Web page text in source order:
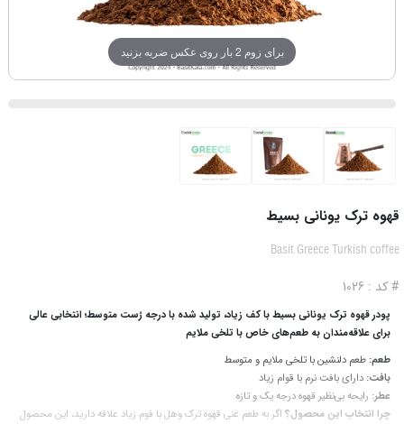
برای زوم 2 بار روی عکس ضربه بزنید
قهوه ترک یونانی بسیط
Basit Greece Turkish coffee
# کد : 1026
پودر قهوه ترک یونانی بسیط با کف زیاد، تولید شده با درجه رُست متوسط؛ انتخابی عالی
برای علاقه‌مندان به طعم‌های خاص با تلخی ملایم
طعم: طعم دلنشین با تلخی ملایم و متوسط
بافت: دارای بافت نرم با قوام زیاد
عطر: رایحه بی‌نظیر قهوه درجه یک و تازه
چرا انتخاب این محصول؟ اگر به طعم غنی قهوه ترک وهل با فوم زیاد علاقه دارید، این محصول